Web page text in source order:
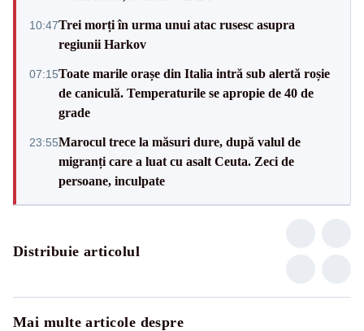
10:47Trei morți în urma unui atac rusesc asupra
regiunii Harkov
07:15Toate marile orașe din Italia intră sub alertă roșie
de caniculă. Temperaturile se apropie de 40 de
grade
23:55Marocul trece la măsuri dure, după valul de
migranți care a luat cu asalt Ceuta. Zeci de
persoane, inculpate
Distribuie articolul
Mai multe articole despre